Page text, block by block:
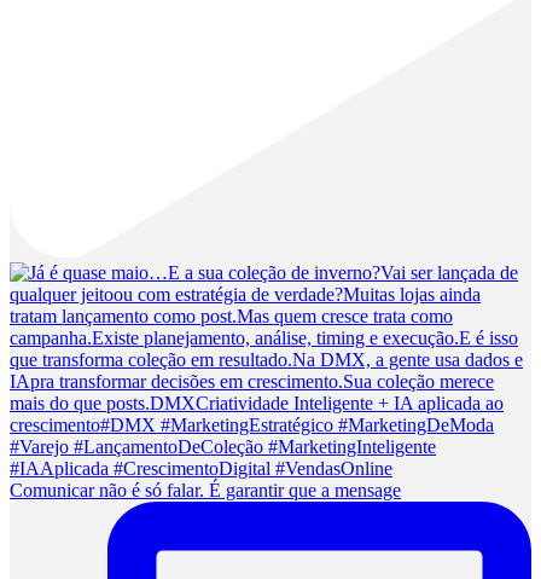
Comunicar não é só falar. É garantir que a mensage